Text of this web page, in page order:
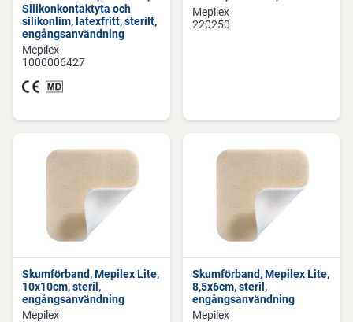
Silikonkontaktyta och
silikonlim, latexfritt, sterilt,
engångsanvändning
Mepilex
1000006427
Mepilex
220250
Skumförband, Mepilex Lite,
10x10cm, steril,
engångsanvändning
Mepilex
Skumförband, Mepilex Lite,
8,5x6cm, steril,
engångsanvändning
Mepilex